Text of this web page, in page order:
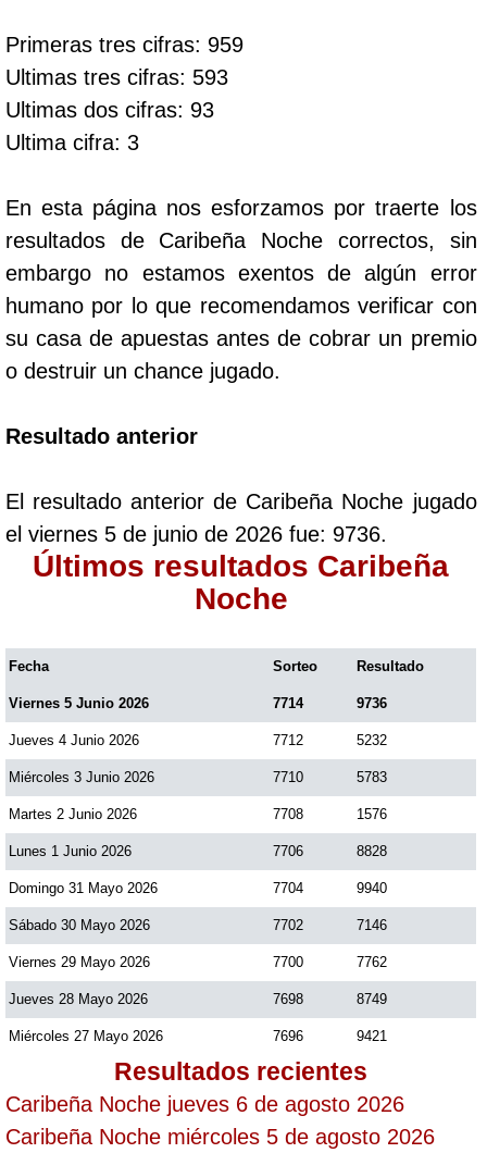
Dorado Mañana
Dorado Tarde
Fantástica Día
Fantástica Noche
Motilon Tarde
Motilon Noche
Paisita Día
Paisita Noche
Paisita 3
Pick 3 Día
Pick 3 Noche
Pick 4 Día
Pick 4 Noche
Pijao de Oro
Saman de la suerte
Sinuano Día
Primeras tres cifras: 959
Ultimas tres cifras: 593
Ultimas dos cifras: 93
Ultima cifra: 3
En esta página nos esforzamos por traerte los
resultados de Caribeña Noche correctos, sin
embargo no estamos exentos de algún error
humano por lo que recomendamos verificar con
su casa de apuestas antes de cobrar un premio
o destruir un chance jugado.
Resultado anterior
El resultado anterior de Caribeña Noche jugado
el viernes 5 de junio de 2026 fue: 9736.
Últimos resultados Caribeña
Noche
Fecha Sorteo Resultado
Viernes 5 Junio 2026 7714 9736
Jueves 4 Junio 2026 7712 5232
Miércoles 3 Junio 2026 7710 5783
Martes 2 Junio 2026 7708 1576
Lunes 1 Junio 2026 7706 8828
Domingo 31 Mayo 2026 7704 9940
Sábado 30 Mayo 2026 7702 7146
Viernes 29 Mayo 2026 7700 7762
Jueves 28 Mayo 2026 7698 8749
Miércoles 27 Mayo 2026 7696 9421
Resultados recientes
Caribeña Noche jueves 6 de agosto 2026
Caribeña Noche miércoles 5 de agosto 2026